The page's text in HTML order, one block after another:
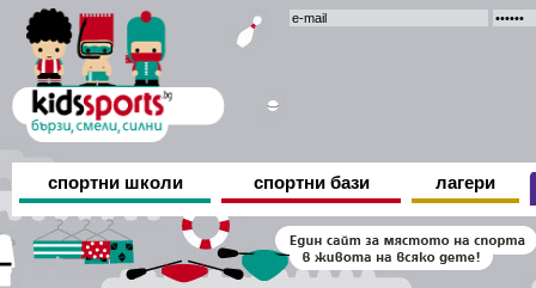
спортни школи спортни бази лагери